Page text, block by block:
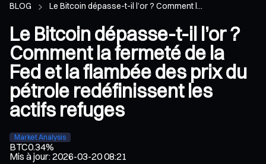
BLOG Le Bitcoin dépasse-t-il l’or ? Comment l...
Le Bitcoin dépasse-t-il l’or ?
Comment la fermeté de la
Fed et la flambée des prix du
pétrole redéfinissent les
actifs refuges
Market Analysis
BTC0.34%
Mis à jour:2026-03-20 08:21